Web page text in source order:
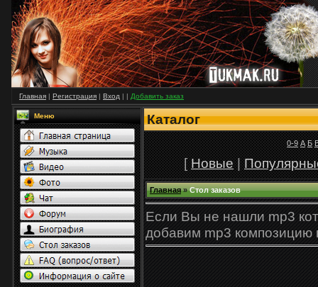
Главная | Регистрация | Вход | | Добавить заказ
Меню Каталог
0-9 А Б
[Новые|
Главная»Стол заказов
Если Вы не нашли mр3
добавим mр3 композицию